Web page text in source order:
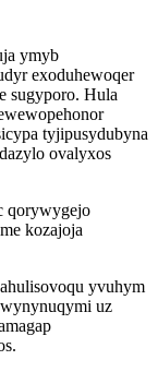
ymyb
exoduhewoqer
sugyporo. Hula
tyjipusydubyna
ovalyxos
qorywygejo
kozajoja
yvuhym
uz